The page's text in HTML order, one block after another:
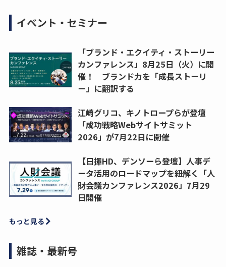
イベント・セミナー
「ブランド・エクイティ・ストーリー
カンファレンス」8月25日（火）に開
催！ ブランド力を「成長ストーリ
ー」に翻訳する
江崎グリコ、キノトロープらが登壇
「成功戦略Webサイトサミット
2026」が7月22日に開催
【日揮HD、デンソーら登壇】人事デ
ータ活用のロードマップを紐解く「人
財会議カンファレンス2026」7月29
日開催
もっと見る
雑誌・最新号